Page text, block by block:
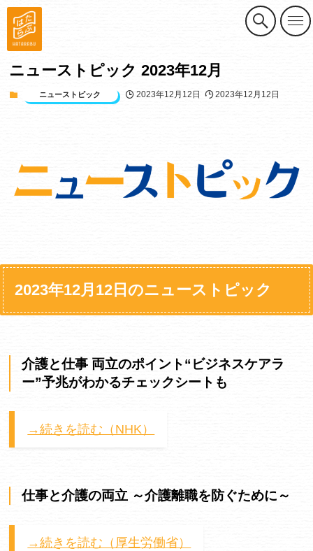
ニューストピック 2023年12月
ニューストピック 2023年12月12日 2023年12月12日
2023年12月12日のニューストピック
介護と仕事 両立のポイント“ビジネスケアラ
ー”予兆がわかるチェックシートも
→続きを読む（NHK）
仕事と介護の両立 ～介護離職を防ぐために～
→続きを読む（厚生労働省）